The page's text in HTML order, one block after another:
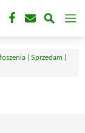
| Sprzedam |